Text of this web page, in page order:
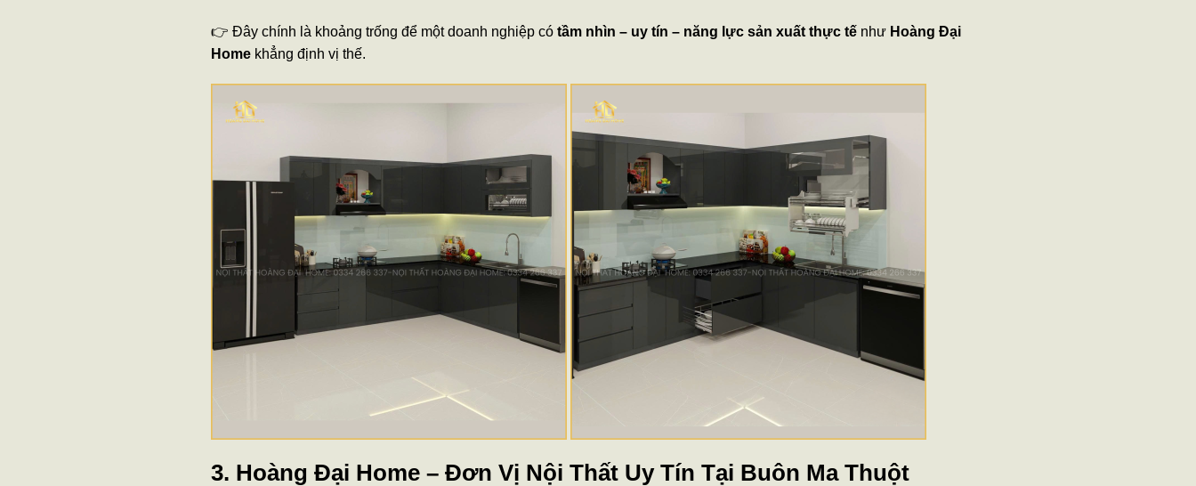
👉 Đây chính là khoảng trống để một doanh nghiệp có tầm nhìn – uy tín – năng lực sản xuất thực tế như Hoàng Đại
Home khẳng định vị thế.
3. Hoàng Đại Home – Đơn Vị Nội Thất Uy Tín Tại Buôn Ma Thuột